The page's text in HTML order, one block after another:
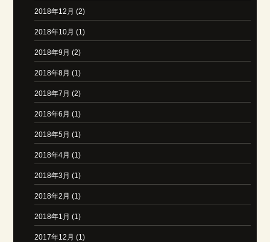
2018年12月 (2)
2018年10月 (1)
2018年9月 (2)
2018年8月 (1)
2018年7月 (2)
2018年6月 (1)
2018年5月 (1)
2018年4月 (1)
2018年3月 (1)
2018年2月 (1)
2018年1月 (1)
2017年12月 (1)